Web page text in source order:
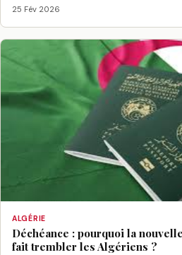
25 Fév 2026
ALGÉRIE
Déchéance : pourquoi la
fait trembler les Algériens ?